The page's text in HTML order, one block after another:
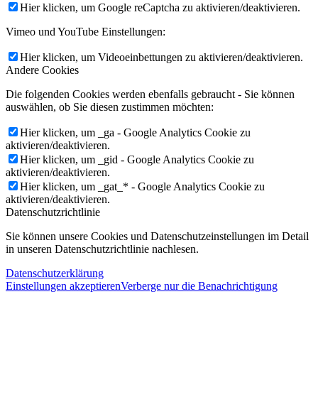
Hier klicken, um Google reCaptcha zu aktivieren/deaktivieren.
Vimeo und YouTube Einstellungen:
Hier klicken, um Videoeinbettungen zu aktivieren/deaktivieren.
Andere Cookies
Die folgenden Cookies werden ebenfalls gebraucht - Sie können
auswählen, ob Sie diesen zustimmen möchten:
Hier klicken, um _ga - Google Analytics Cookie zu
aktivieren/deaktivieren.
Hier klicken, um _gid - Google Analytics Cookie zu
aktivieren/deaktivieren.
Hier klicken, um _gat_* - Google Analytics Cookie zu
aktivieren/deaktivieren.
Datenschutzrichtlinie
Sie können unsere Cookies und Datenschutzeinstellungen im Detail
in unseren Datenschutzrichtlinie nachlesen.
Datenschutzerklärung
Einstellungen akzeptierenVerberge nur die Benachrichtigung